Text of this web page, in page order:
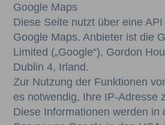
Google Maps
Diese Seite nutzt über eine
Google Maps. Anbieter ist die
Limited („Google“), Gordon
Dublin 4, Irland.
Zur Nutzung der Funktionen
es notwendig, Ihre IP-Adresse
Diese Informationen werden in